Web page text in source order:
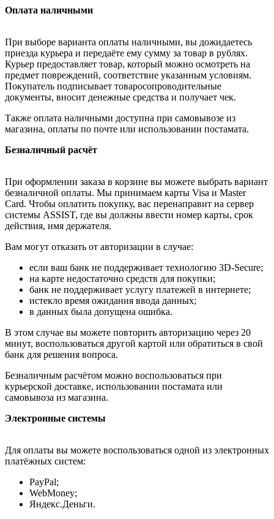
Оплата наличными
При выборе варианта оплаты наличными, вы дожидаетесь
приезда курьера и передаёте ему сумму за товар в рублях.
Курьер предоставляет товар, который можно осмотреть на
предмет повреждений, соответствие указанным условиям.
Покупатель подписывает товаросопроводительные
документы, вносит денежные средства и получает чек.
Также оплата наличными доступна при самовывозе из
магазина, оплаты по почте или использовании постамата.
Безналичный расчёт
При оформлении заказа в корзине вы можете выбрать вариант
безналичной оплаты. Мы принимаем карты Visa и Master
Card. Чтобы оплатить покупку, вас перенаправит на сервер
системы ASSIST, где вы должны ввести номер карты, срок
действия, имя держателя.
Вам могут отказать от авторизации в случае:
если ваш банк не поддерживает технологию 3D-Secure;
на карте недостаточно средств для покупки;
банк не поддерживает услугу платежей в интернете;
истекло время ожидания ввода данных;
в данных была допущена ошибка.
В этом случае вы можете повторить авторизацию через 20
минут, воспользоваться другой картой или обратиться в свой
банк для решения вопроса.
Безналичным расчётом можно воспользоваться при
курьерской доставке, использовании постамата или
самовывоза из магазина.
Электронные системы
Для оплаты вы можете воспользоваться одной из электронных
платёжных систем:
PayPal;
WebMoney;
Яндекс.Деньги.